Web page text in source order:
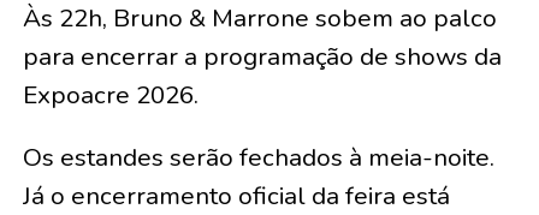
Às 22h, Bruno & Marrone sobem ao palco
para encerrar a programação de shows da
Expoacre 2026.
Os estandes serão fechados à meia-noite.
Já o encerramento oficial da feira está